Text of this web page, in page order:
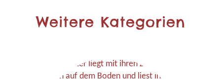
Weitere Kategorien